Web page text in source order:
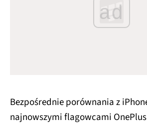
ad
Bezpośrednie porównania z
najnowszymi flagowcami